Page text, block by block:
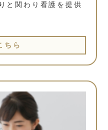
と関わり看護を提供
ちら